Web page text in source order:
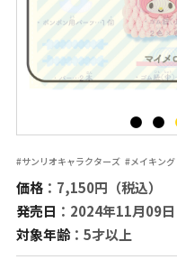
#サンリオキャラクターズ #メイキング
価格：7,150円（税込）
発売日 ：2024年11月09日
対象年齢：5才以上